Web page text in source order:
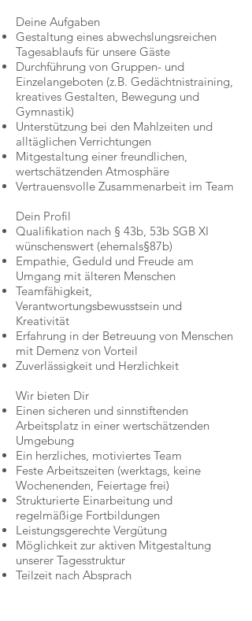
Deine Aufgaben
Gestaltung eines abwechslungsreichen
Tagesablaufs für unsere Gäste
Durchführung von Gruppen- und
Einzelangeboten (z.B. Gedächtnistraining,
kreatives Gestalten, Bewegung und
Gymnastik)
Unterstützung bei den Mahlzeiten und
alltäglichen Verrichtungen
Mitgestaltung einer freundlichen,
wertschätzenden Atmosphäre
Vertrauensvolle Zusammenarbeit im Team
Dein Profil
Qualifikation nach § 43b, 53b SGB XI
wünschenswert (ehemals§87b)
Empathie, Geduld und Freude am
Umgang mit älteren Menschen
Teamfähigkeit,
Verantwortungsbewusstsein und
Kreativität
Erfahrung in der Betreuung von Menschen
mit Demenz von Vorteil
Zuverlässigkeit und Herzlichkeit
Wir bieten Dir
Einen sicheren und sinnstiftenden
Arbeitsplatz in einer wertschätzenden
Umgebung
Ein herzliches, motiviertes Team
Feste Arbeitszeiten (werktags, keine
Wochenenden, Feiertage frei)
Strukturierte Einarbeitung und
regelmäßige Fortbildungen
Leistungsgerechte Vergütung
Möglichkeit zur aktiven Mitgestaltung
unserer Tagesstruktur
Teilzeit nach Absprach